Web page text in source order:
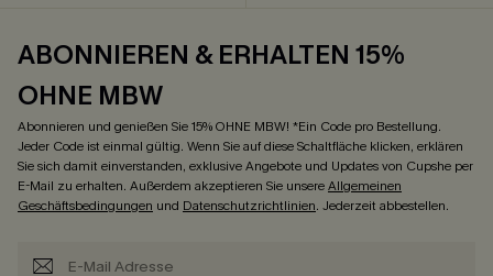
ABONNIEREN & ERHALTEN 15%
OHNE MBW
Abonnieren und genießen Sie 15% OHNE MBW! *Ein Code pro Bestellung.
Jeder Code ist einmal gültig. Wenn Sie auf diese Schaltfläche klicken, erklären
Sie sich damit einverstanden, exklusive Angebote und Updates von Cupshe per
E-Mail zu erhalten. Außerdem akzeptieren Sie unsereAllgemeinen
Geschäftsbedingungen und Datenschutzrichtlinien. Jederzeit abbestellen.